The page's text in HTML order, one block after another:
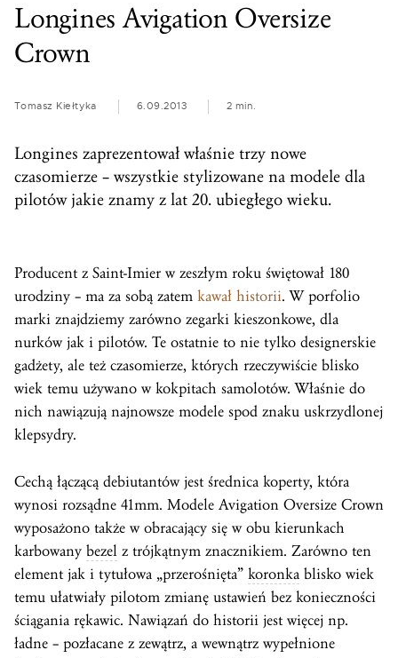
Longines Avigation Oversize
Crown
Tomasz Kiełtyka 6.09.2013 2 min.
Longines zaprezentował właśnie trzy nowe
czasomierze – wszystkie stylizowane na modele dla
pilotów jakie znamy z lat 20. ubiegłego wieku.
Producent z Saint-Imier w zeszłym roku świętował 180
urodziny – ma za sobą zatem kawał historii. W porfolio
marki znajdziemy zarówno zegarki kieszonkowe, dla
nurków jak i pilotów. Te ostatnie to nie tylko designerskie
gadżety, ale też czasomierze, których rzeczywiście blisko
wiek temu używano w kokpitach samolotów. Właśnie do
nich nawiązują najnowsze modele spod znaku uskrzydlonej
klepsydry.
Cechą łączącą debiutantów jest średnica koperty, która
wynosi rozsądne 41mm. Modele Avigation Oversize Crown
wyposażono także w obracający się w obu kierunkach
karbowany bezel z trójkątnym znacznikiem. Zarówno ten
element jak i tytułowa „przerośnięta” koronka blisko wiek
temu ułatwiały pilotom zmianę ustawień bez konieczności
ściągania rękawic. Nawiązań do historii jest więcej np.
ładne – pozłacane z zewątrz, a wewnątrz wypełnione